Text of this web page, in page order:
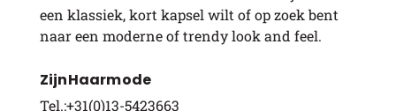
een klassiek, kort kapsel wilt of op zoek bent
naar een moderne of trendy look and feel.
ZijnHaarmode
Tel.:+31(0)13-5423663